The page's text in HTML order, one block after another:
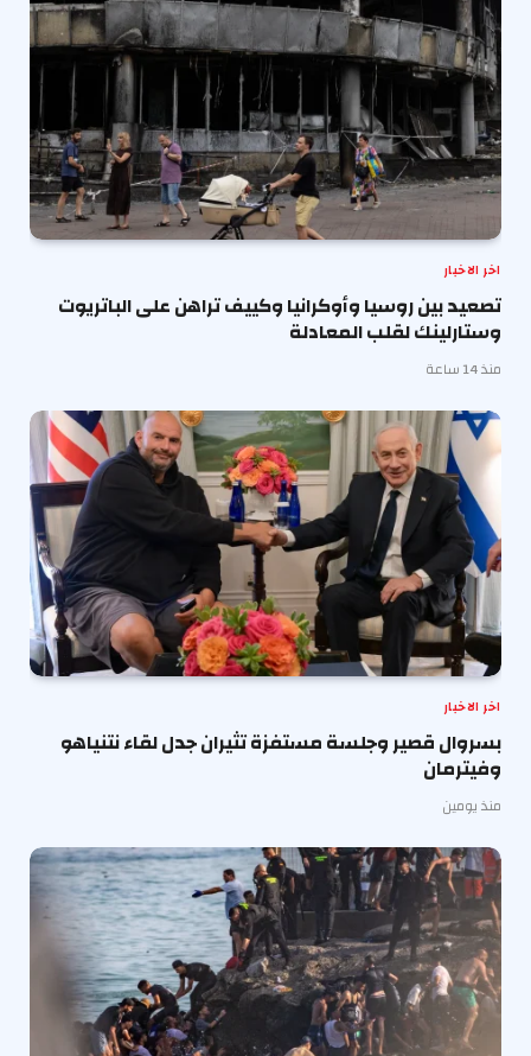
اخر الاخبار
تصعيد بين روسيا وأوكرانيا وكييف تراهن على الباتريوت
وستارلينك لقلب المعادلة
منذ 14 ساعة
اخر الاخبار
بسروال قصير وجلسة مستفزة تثيران جدل لقاء نتنياهو
وفيترمان
منذ يومين